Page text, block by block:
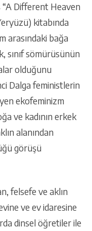
“A Different Heaven
kitabında
arasındaki bağa
sınıf sömürüsünün
olduğunu
Dalga feministlerin
ekofeminizm
ve kadının erkek
alanından
görüşü
felsefe ve aklın
ve ev idaresine
dinsel öğretiler ile